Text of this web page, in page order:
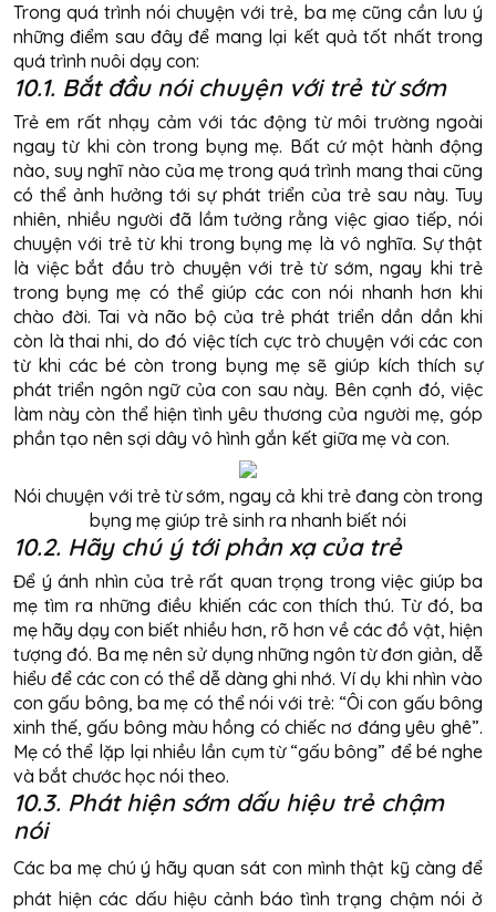
Trong quá trình nói chuyện với trẻ, ba mẹ cũng cần lưu ý
những điểm sau đây để mang lại kết quả tốt nhất trong
quá trình nuôi dạy con:
10.1. Bắt đầu nói chuyện với trẻ từ sớm
Trẻ em rất nhạy cảm với tác động từ môi trường ngoài
ngay từ khi còn trong bụng mẹ. Bất cứ một hành động
nào, suy nghĩ nào của mẹ trong quá trình mang thai cũng
có thể ảnh hưởng tới sự phát triển của trẻ sau này. Tuy
nhiên, nhiều người đã lầm tưởng rằng việc giao tiếp, nói
chuyện với trẻ từ khi trong bụng mẹ là vô nghĩa. Sự thật
là việc bắt đầu trò chuyện với trẻ từ sớm, ngay khi trẻ
trong bụng mẹ có thể giúp các con nói nhanh hơn khi
chào đời. Tai và não bộ của trẻ phát triển dần dần khi
còn là thai nhi, do đó việc tích cực trò chuyện với các con
từ khi các bé còn trong bụng mẹ sẽ giúp kích thích sự
phát triển ngôn ngữ của con sau này. Bên cạnh đó, việc
làm này còn thể hiện tình yêu thương của người mẹ, góp
phần tạo nên sợi dây vô hình gắn kết giữa mẹ và con.
Nói chuyện với trẻ từ sớm, ngay cả khi trẻ đang còn trong
bụng mẹ giúp trẻ sinh ra nhanh biết nói
10.2. Hãy chú ý tới phản xạ của trẻ
Để ý ánh nhìn của trẻ rất quan trọng trong việc giúp ba
mẹ tìm ra những điều khiến các con thích thú. Từ đó, ba
mẹ hãy dạy con biết nhiều hơn, rõ hơn về các đồ vật, hiện
tượng đó. Ba mẹ nên sử dụng những ngôn từ đơn giản, dễ
hiểu để các con có thể dễ dàng ghi nhớ. Ví dụ khi nhìn vào
con gấu bông, ba mẹ có thể nói với trẻ: “Ôi con gấu bông
xinh thế, gấu bông màu hồng có chiếc nơ đáng yêu ghê”.
Mẹ có thể lặp lại nhiều lần cụm từ “gấu bông” để bé nghe
và bắt chước học nói theo.
10.3. Phát hiện sớm dấu hiệu trẻ chậm
nói
Các ba mẹ chú ý hãy quan sát con mình thật kỹ càng để
phát hiện các dấu hiệu cảnh báo tình trạng chậm nói ở